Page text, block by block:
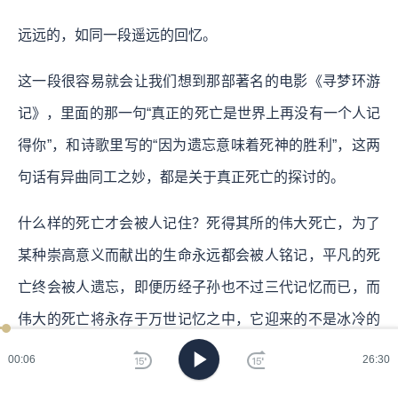
00:08 26:30
远远的，如同一段遥远的回忆。
这一段很容易就会让我们想到那部著名的电影《寻梦环游
记》，里面的那一句“真正的死亡是世界上再没有一个人记
得你”，和诗歌里写的“因为遗忘意味着死神的胜利”，这两
句话有异曲同工之妙，都是关于真正死亡的探讨的。
什么样的死亡才会被人记住？死得其所的伟大死亡，为了
某种崇高意义而献出的生命永远都会被人铭记，平凡的死
亡终会被人遗忘，即便历经子孙也不过三代记忆而已，而
伟大的死亡将永存于万世记忆之中，它迎来的不是冰冷的
土壤和阴暗的墓穴，而是什么，是化为土壤、光明、清